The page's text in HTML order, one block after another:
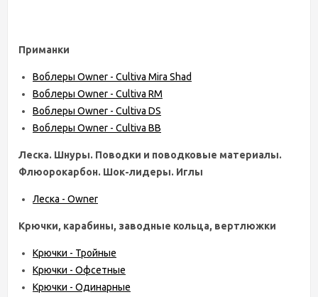
Приманки
Воблеры Owner - Cultiva Mira Shad
Воблеры Owner - Cultiva RM
Воблеры Owner - Cultiva DS
Воблеры Owner - Cultiva BB
Леска. Шнуры. Поводки и поводковые материалы.
Флюорокарбон. Шок-лидеры. Иглы
Леска - Owner
Крючки, карабины, заводные кольца, вертлюжки
Крючки - Тройные
Крючки - Офсетные
Крючки - Одинарные